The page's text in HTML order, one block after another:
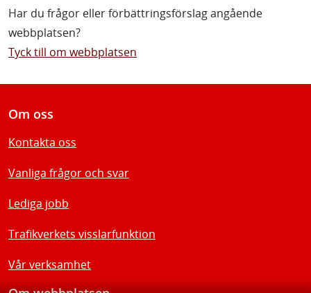
Har du frågor eller förbättringsförslag angående
webbplatsen?
Tyck till om webbplatsen
Om oss
Kontakta oss
Vanliga frågor och svar
Lediga jobb
Trafikverkets visslarfunktion
Vår verksamhet